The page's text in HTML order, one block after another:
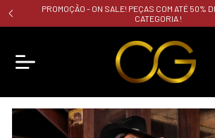
PROMOÇÃO - ON SALE! PEÇAS COM ATÉ 50%
CATEGORIA !